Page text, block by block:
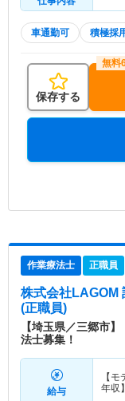
車通勤可 積極採
保存する
作業療法士 正職員
株式会社LAGOM
(正職員)
【埼玉県／三郷市
法士募集！
給与
【モ
年収】